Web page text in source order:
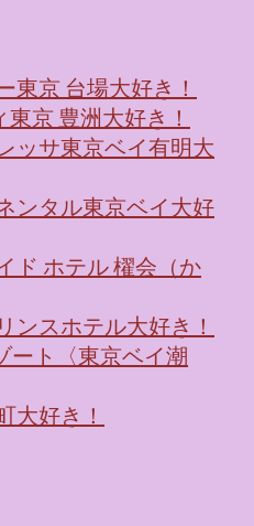
東京 台場大好き！
京 豊洲大好き！
ッサ東京ベイ有明大
ンタル東京ベイ大好
ド ホテル 櫂会（か
ンスホテル大好き！
ート〈東京ベイ潮
大好き！